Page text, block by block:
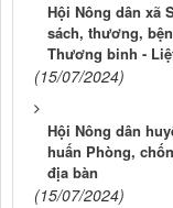
Hội Nông dân xã
sách, thương,
Thương binh -
(15/07/2024)
Hội Nông dân
huấn Phòng,
địa bàn
(15/07/2024)